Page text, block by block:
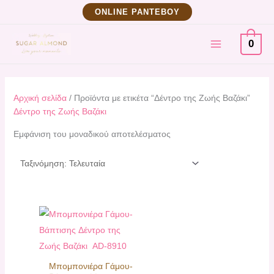
περιεχόμενο
ΟNLINE ΡΑΝΤΕΒΟΥ
MAIN
MENU
0
Αρχική σελίδα/ Προϊόντα με ετικέτα “Δέντρο της Ζωής Βαζάκι”
Δέντρο της Ζωής Βαζάκι
Εμφάνιση του μοναδικού αποτελέσματος
Μπομπονιέρα Γάμου-